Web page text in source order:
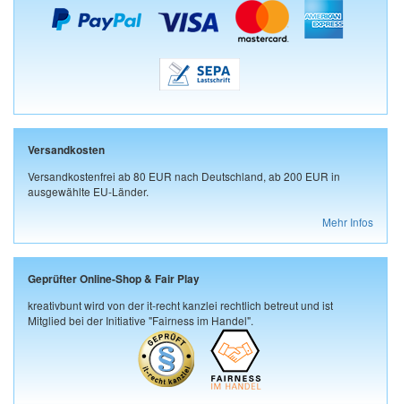
Versandkosten
Versandkostenfrei ab 80 EUR nach Deutschland, ab 200 EUR in
ausgewählte EU-Länder.
Mehr Infos
Geprüfter Online-Shop & Fair Play
kreativbunt wird von der it-recht kanzlei rechtlich betreut und ist
Mitglied bei der Initiative "Fairness im Handel".